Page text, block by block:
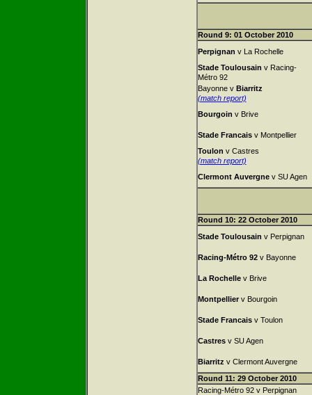
Round 9: 01 October 2010
Perpignan v La Rochelle
Stade Toulousain v Racing-
Métro 92
Bayonne v Biarritz
(match report)
Bourgoin v Brive
Stade Francaisv Montpellier
Toulon v Castres
(match report)
Clermont Auvergnev SU Agen
Round 10: 22 October 2010
Stade Toulousain v Perpignan
Racing-Métro 92v Bayonne
La Rochellev Brive
Montpellierv Bourgoin
Stade Francaisv Toulon
Castresv SU Agen
Biarritz v Clermont Auvergne
Round 11: 29 October 2010
Racing-Métro 92 v Perpignan